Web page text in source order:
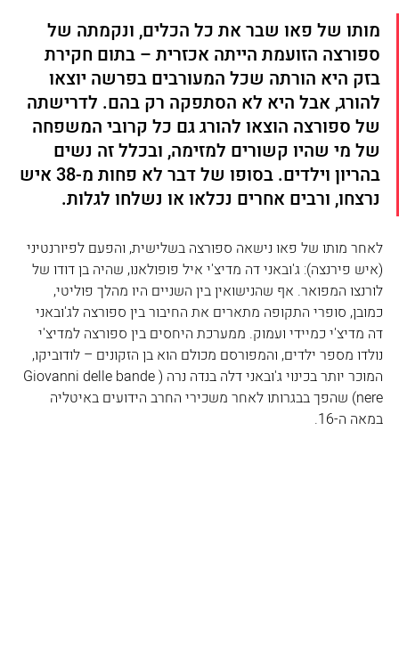
מותו של פאו שבר את כל הכלים, ונקמתה של
ספורצה הזועמת הייתה אכזרית – בתום חקירת
בזק היא הורתה שכל המעורבים בפרשה יוצאו
להורג, אבל היא לא הסתפקה רק בהם. לדרישתה
של ספורצה הוצאו להורג גם כל קרובי המשפחה
של מי שהיו קשורים למזימה, ובכלל זה נשים
בהריון וילדים. בסופו של דבר לא פחות מ-38 איש
נרצחו, ורבים אחרים נכלאו או נשלחו לגלות.
לאחר מותו של פאו נישאה ספורצה בשלישית, והפעם לפיורנטיני
(איש פירנצה): ג'ובאני דה מדיצ'י איל פופולאנו, שהיה בן דודו של
לורנצו המפואר. אף שהנישואין בין השניים היו מהלך פוליטי,
כמובן, סופרי התקופה מתארים את החיבור בין ספורצה לג'ובאני
דה מדיצ'י כמיידי ועמוק. ממערכת היחסים בין ספורצה למדיצ'י
נולדו מספר ילדים, והמפורסם מכולם הוא בן הזקונים – לודוביקו,
המוכר יותר בכינוי ג'ובאני דלה בנדה נרה (Giovanni delle bande
nere) שהפך בבגרותו לאחר משכירי החרב הידועים באיטליה
במאה ה-16.